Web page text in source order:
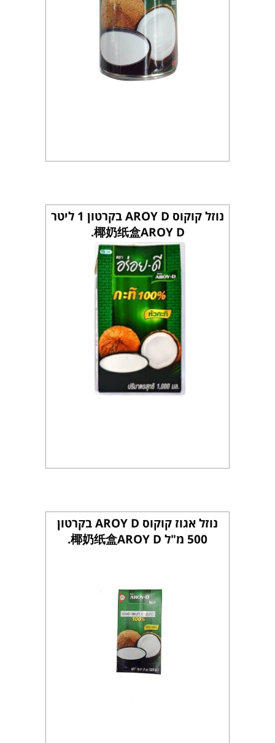
נוזל קוקוס AROY D בקרטון 1 ליטר
椰奶纸盒AROY D.
נוזל אגוז קוקוס AROY D בקרטון
500 מ"ל 椰奶纸盒AROY D.